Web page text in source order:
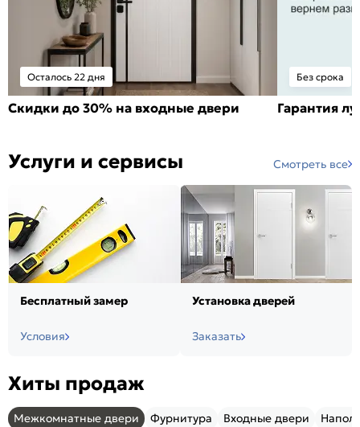
Осталось 22 дня
Скидки до 30% на входные двери
Без срока
Гарантия
Услуги и сервисы Смотреть все
Бесплатный замер
Условия
Установка дверей
Заказать
Хиты продаж
Межкомнатные двери Фурнитура Входные двери